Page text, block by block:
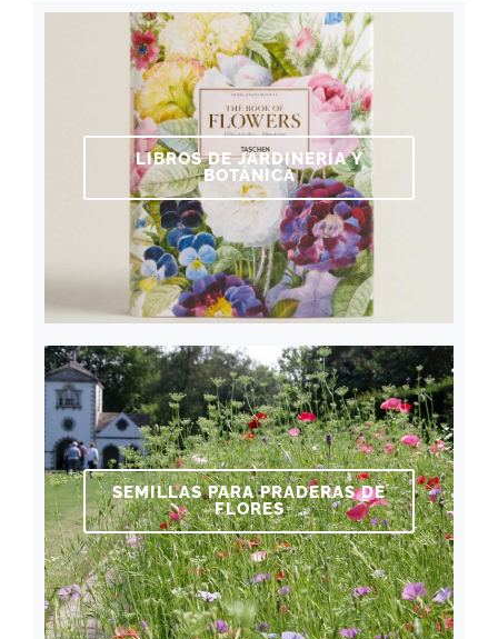
LIBROS DE JARDINERÍA Y
BOTÁNICA
SEMILLAS PARA PRADERAS DE
FLORES